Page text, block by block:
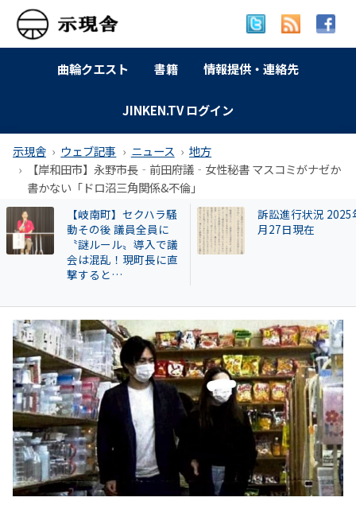
曲輪クエスト 書籍 情報提供・連絡先
JINKEN.TV ログイン
示現舎 ウェブ記事 ニュース
地方
【岸和田市】永野市長‐前田府議‐女性秘書 マスコミがナゼか
書かない「ドロ沼三角関係&不倫」
訴訟進行状況 2025年9
月27日現在
【和歌山自民】世
成氏が復党で 保守